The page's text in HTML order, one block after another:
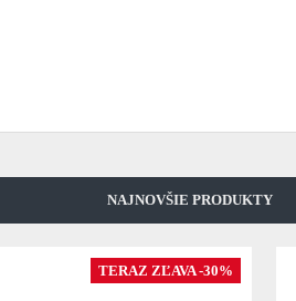
NAJNOVŠIE PRODUKTY
TERAZ ZĽAVA -30%